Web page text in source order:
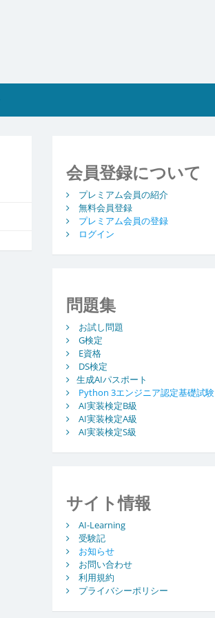
会員登録について
プレミアム会員の紹介
無料会員登録
プレミアム会員の登録
ログイン
問題集
お試し問題
G検定
E資格
DS検定
生成AIパスポート
Python 3エンジニア認定基礎試験
AI実装検定B級
AI実装検定A級
AI実装検定S級
サイト情報
AI-Learning
受験記
お知らせ
お問い合わせ
利用規約
プライバシーポリシー